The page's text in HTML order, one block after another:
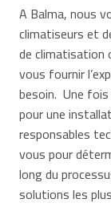
A Balma, nous
climatiseurs et
de climatisation
vous fournir
besoin. Une
pour une
responsables
vous pour
long du
solutions les